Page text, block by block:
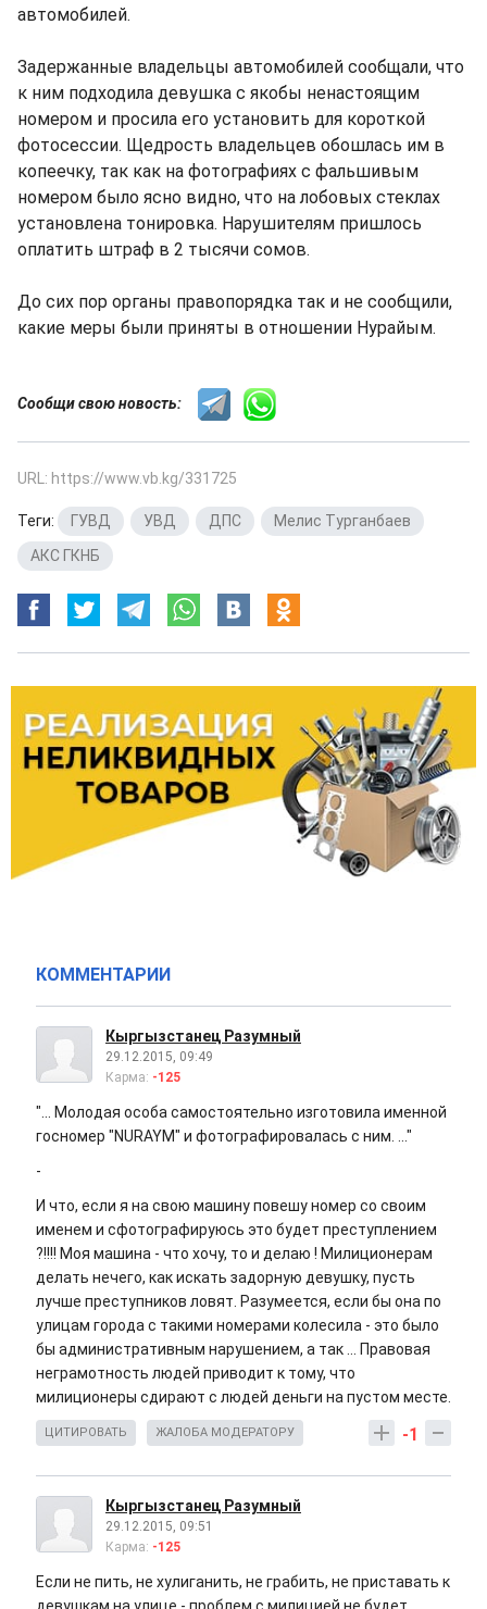
автомобилей.
Задержанные владельцы автомобилей сообщали, что
к ним подходила девушка с якобы ненастоящим
номером и просила его установить для короткой
фотосессии. Щедрость владельцев обошлась им в
копеечку, так как на фотографиях с фальшивым
номером было ясно видно, что на лобовых стеклах
установлена тонировка. Нарушителям пришлось
оплатить штраф в 2 тысячи сомов.
До сих пор органы правопорядка так и не сообщили,
какие меры были приняты в отношении Нурайым.
Сообщи свою новость:
URL: https://www.vb.kg/331725
Теги: ГУВД УВД ДПС Мелис Турганбаев
АКС ГКНБ
КОММЕНТАРИИ
Кыргызстанец Разумный
29.12.2015, 09:49
Карма: -125
"... Молодая особа самостоятельно изготовила именной
госномер "NURAYM" и фотографировалась с ним. ..."
-
И что, если я на свою машину повешу номер со своим
именем и сфотографируюсь это будет преступлением
?!!!! Моя машина - что хочу, то и делаю ! Милиционерам
делать нечего, как искать задорную девушку, пусть
лучше преступников ловят. Разумеется, если бы она по
улицам города с такими номерами колесила - это было
бы административным нарушением, а так ... Правовая
неграмотность людей приводит к тому, что
милиционеры сдирают с людей деньги на пустом месте.
-1
ЦИТИРОВАТЬ ЖАЛОБА МОДЕРАТОРУ
Кыргызстанец Разумный
29.12.2015, 09:51
Карма: -125
Если не пить, не хулиганить, не грабить, не приставать к